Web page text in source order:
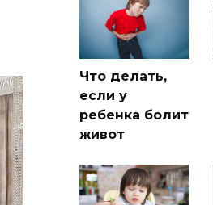
Что делать,
если у
ребенка болит
живот